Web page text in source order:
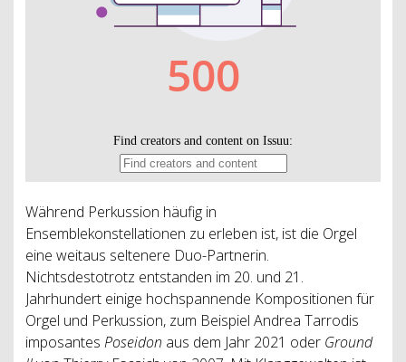
Während Perkussion häufig in
Ensemblekonstellationen zu erleben ist, ist die Orgel
eine weitaus seltenere Duo-Partnerin.
Nichtsdestotrotz entstanden im 20. und 21.
Jahrhundert einige hochspannende Kompositionen für
Orgel und Perkussion, zum Beispiel Andrea Tarrodis
imposantes Poseidon aus dem Jahr 2021 oder Ground